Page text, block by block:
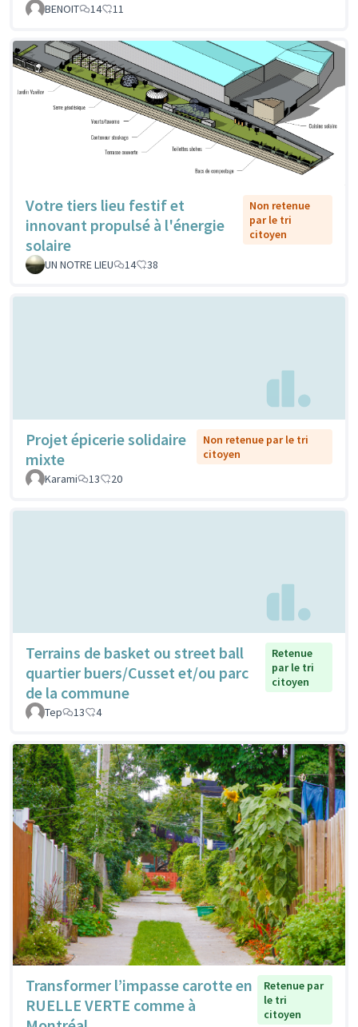
BENOIT
14 11
Votre tiers lieu festif et
innovant propulsé à l'énergie
solaire
Non retenue
par le tri
citoyen
UN NOTRE LIEU 14 38
Projet épicerie solidaire
mixte
Non retenue par le tri
citoyen
Karami
13 20
Terrains de basket ou street ball
quartier buers/Cusset et/ou parc
de la commune
Retenue
par le tri
citoyen
Tep 13 4
Transformer l’impasse carotte en
RUELLE VERTE comme à
Retenue par
le tri
citoyen